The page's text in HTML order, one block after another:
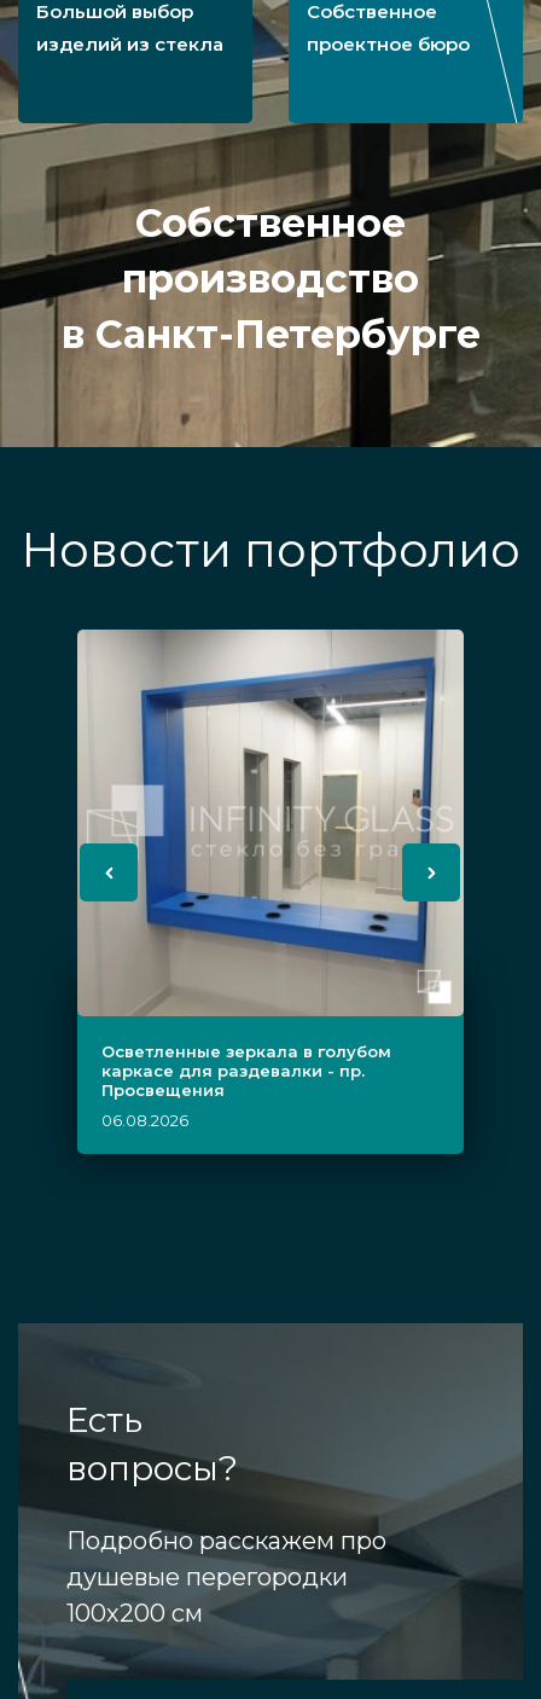
Большой выбор
изделий из стекла
Собственное
проектное бюро
Собственное
производство
в Санкт-Петербурге
Новости портфолио
Осветленные зеркала в голубом
каркасе для раздевалки - пр.
Просвещения
06.08.2026
Есть
вопросы?
Подробно расскажем про
душевые перегородки
100х200 см